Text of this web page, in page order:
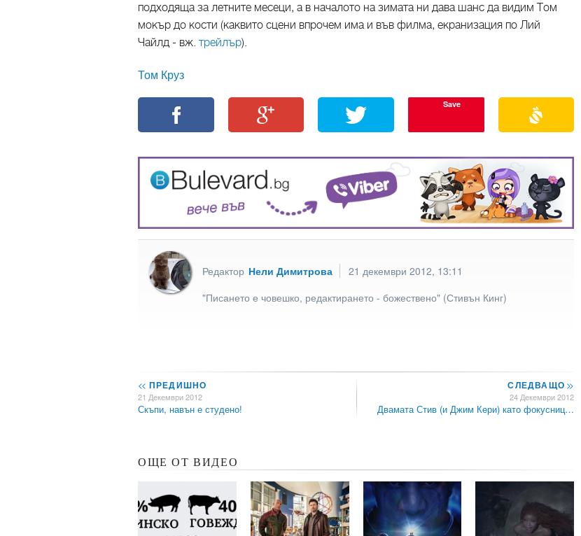
подходяща за летните месеци, а в началото на зимата ни дава шанс да видим Том
мокър до кости (каквито сцени впрочем има и във филма, екранизация по Лий
Чайлд - вж. трейлър).
Том Круз
Save
Редактор Нели Димитрова
21 декември 2012, 13:11
"Писането е човешко, редактирането - божествено" (Стивън Кинг)
<< ПРЕДИШНО
21 Декември 2012
Скъпи, навън е студено!
СЛЕДВАЩО>>
24 Декември 2012
Двамата Стив (и Джим Кери) като фокусниц…
ОЩЕ ОТ ВИДЕО